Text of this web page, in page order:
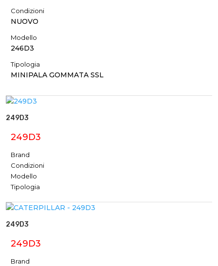
Condizioni
NUOVO
Modello
246D3
Tipologia
MINIPALA GOMMATA SSL
249D3
249D3
Brand
Condizioni
Modello
Tipologia
249D3
249D3
Brand